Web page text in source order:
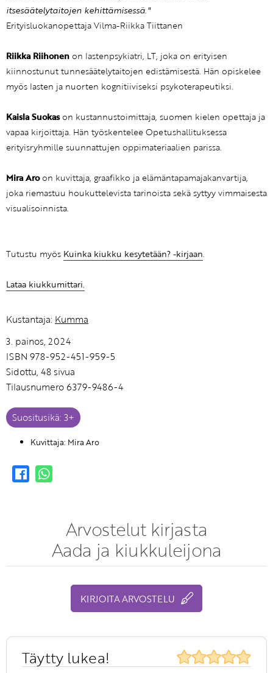
itsesäätelytaitojen kehittämisessä."
Erityisluokanopettaja Vilma-Riikka Tiittanen
Riikka Riihonen on lastenpsykiatri, LT, joka on erityisen
kiinnostunut tunnesäätelytaitojen edistämisestä. Hän opiskelee
myös lasten ja nuorten kognitiiviseksi psykoterapeutiksi.
Kaisla Suokason kustannustoimittaja, suomen kielen opettaja ja
vapaa kirjoittaja. Hän työskentelee Opetushallituksessa
erityisryhmille suunnattujen oppimateriaalien parissa.
Mira Aroon kuvittaja, graafikko ja elämäntapamajakanvartija,
joka riemastuu houkuttelevista tarinoista sekä syttyy vimmaisesta
visualisoinnista.
Tutustu myös Kuinka kiukku kesytetään? -kirjaan.
Lataa kiukkumittari.
Kustantaja: Kumma
3. painos, 2024
ISBN 978-952-451-959-5
Sidottu, 48 sivua
Tilausnumero 6379-9486-4
Suositusikä: 3+
Kuvittaja: Mira Aro
Arvostelut kirjasta
Aada ja kiukkuleijona
KIRJOITA ARVOSTELU
Täytty lukea!